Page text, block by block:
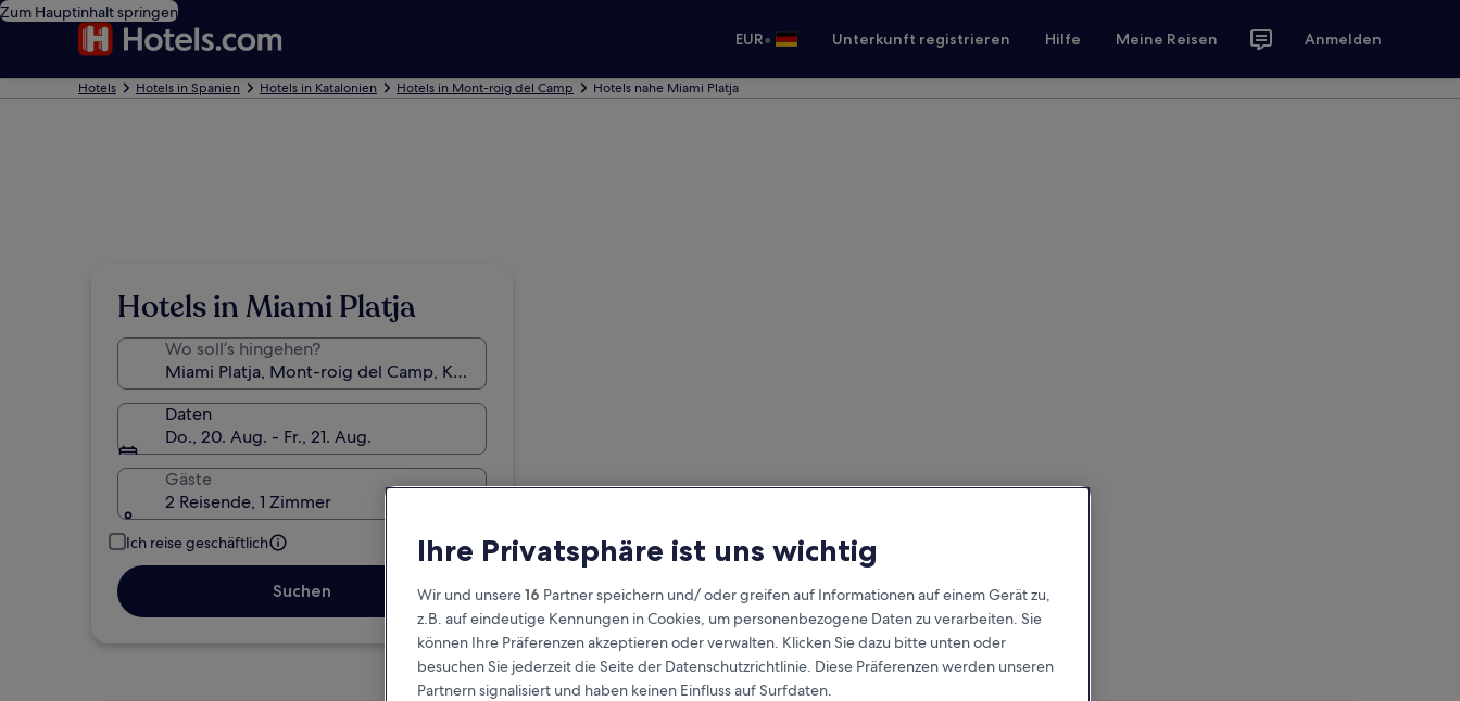
Zum Hauptinhalt springen
EUR• Unterkunft registrieren Hilfe Meine Reisen Anmelden
Hotels Hotels in Spanien Hotels in Katalonien Hotels in Mont-roig del Camp Hotels nahe Miami Platja
Hotels in Miami Platja
Wo soll’s hingehen?
Daten
Do., 20. Aug. - Fr., 21. Aug.
Gäste
2 Reisende, 1 Zimmer
Ich reise geschäftlich
Suchen
Ihre Privatsphäre ist uns wichtig
Wir und unsere16 Partner speichern und/ oder greifen auf Informationen auf einem Gerät zu,
z.B. auf eindeutige Kennungen in Cookies, um personenbezogene Daten zu verarbeiten. Sie
können Ihre Präferenzen akzeptieren oder verwalten. Klicken Sie dazu bitte unten oder
besuchen Sie jederzeit die Seite der Datenschutzrichtlinie. Diese Präferenzen werden unseren
Partnern signalisiert und haben keinen Einfluss auf Surfdaten.